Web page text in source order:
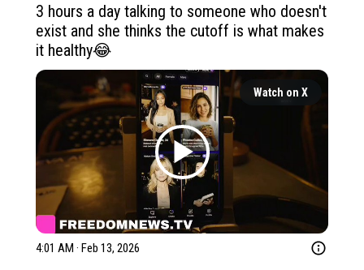
3 hours a day talking to someone who doesn't
exist and she thinks the cutoff is what makes
Watch on X
4:01 AM · Feb 13, 2026